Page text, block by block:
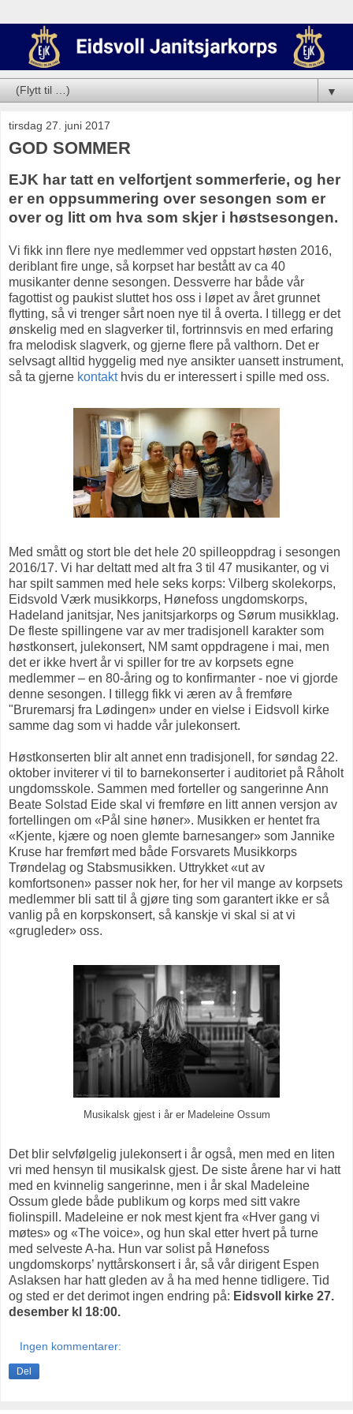
▼
tirsdag 27. juni 2017
GOD SOMMER
EJK har tatt en velfortjent sommerferie, og her
er en oppsummering over sesongen som er
over og litt om hva som skjer i høstsesongen.
Vi fikk inn flere nye medlemmer ved oppstart høsten 2016,
deriblant fire unge, så korpset har bestått av ca 40
musikanter denne sesongen. Dessverre har både vår
fagottist og paukist sluttet hos oss i løpet av året grunnet
flytting, så vi trenger sårt noen nye til å overta. I tillegg er det
ønskelig med en slagverker til, fortrinnsvis en med erfaring
fra melodisk slagverk, og gjerne flere på valthorn. Det er
selvsagt alltid hyggelig med nye ansikter uansett instrument,
så ta gjerne kontakthvis du er interessert i spille med oss.
Med smått og stort ble det hele 20 spilleoppdrag i sesongen
2016/17. Vi har deltatt med alt fra 3 til 47 musikanter, og vi
har spilt sammen med hele seks korps: Vilberg skolekorps,
Eidsvold Værk musikkorps, Hønefoss ungdomskorps,
Hadeland janitsjar, Nes janitsjarkorps og Sørum musikklag.
De fleste spillingene var av mer tradisjonell karakter som
høstkonsert, julekonsert, NM samt oppdragene i mai, men
det er ikke hvert år vi spiller for tre av korpsets egne
medlemmer – en 80-åring og to konfirmanter - noe vi gjorde
denne sesongen. I tillegg fikk vi æren av å fremføre
"Bruremarsj fra Lødingen» under en vielse i Eidsvoll kirke
samme dag som vi hadde vår julekonsert.
Høstkonserten blir alt annet enn tradisjonell, for søndag 22.
oktober inviterer vi til to barnekonserter i auditoriet på Råholt
ungdomsskole. Sammen med forteller og sangerinne Ann
Beate Solstad Eide skal vi fremføre en litt annen versjon av
fortellingen om «Pål sine høner». Musikken er hentet fra
«Kjente, kjære og noen glemte barnesanger» som Jannike
Kruse har fremført med både Forsvarets Musikkorps
Trøndelag og Stabsmusikken. Uttrykket «ut av
komfortsonen» passer nok her, for her vil mange av korpsets
medlemmer bli satt til å gjøre ting som garantert ikke er så
vanlig på en korpskonsert, så kanskje vi skal si at vi
«grugleder» oss.
Musikalsk gjest i år er Madeleine Ossum
Det blir selvfølgelig julekonsert i år også, men med en liten
vri med hensyn til musikalsk gjest. De siste årene har vi hatt
med en kvinnelig sangerinne, men i år skal Madeleine
Ossum glede både publikum og korps med sitt vakre
fiolinspill. Madeleine er nok mest kjent fra «Hver gang vi
møtes» og «The voice», og hun skal etter hvert på turne
med selveste A-ha. Hun var solist på Hønefoss
ungdomskorps’ nyttårskonsert i år, så vår dirigent Espen
Aslaksen har hatt gleden av å ha med henne tidligere. Tid
og sted er det derimot ingen endring på: Eidsvoll kirke 27.
desember kl 18:00.
Ingen kommentarer:
Del